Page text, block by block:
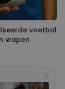
voetbal
wapen